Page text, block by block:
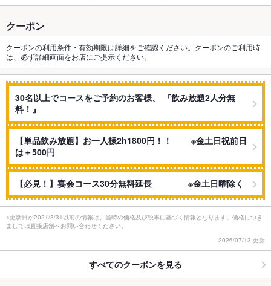
クーポン
クーポンの利用条件・有効期限は詳細をご確認ください。クーポンのご利用時
は、必ず詳細画面をお店にご提示ください。
30名以上でコースをご予約のお客様、 『飲み放題2人分無
料！』
【単品飲み放題】お一人様2h1800円！！ ※金土日祝前日
は＋500円
【必見！】宴会コース30分無料延長 ※金土日曜除く
※更新日が2021/3/31以前の情報は、当時の価格及び税率に基づく情報となります。価格につき
ましては直接店舗へお問い合わせください。
2026/07/13 更新
すべてのクーポンを見る